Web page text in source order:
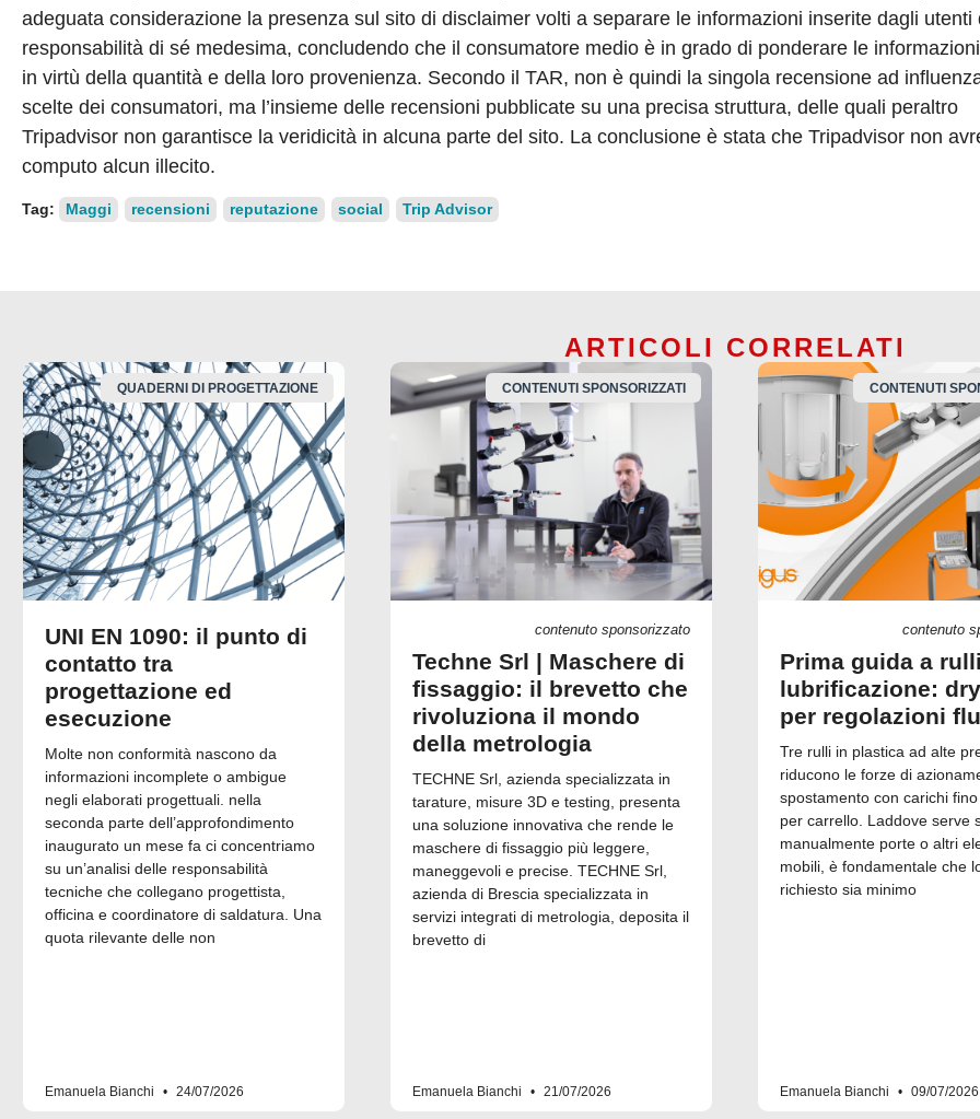
adeguata considerazione la presenza sul sito di disclaimer volti a separare le informazioni inserite dagli utenti
responsabilità di sé medesima, concludendo che il consumatore medio è in grado di ponderare le
in virtù della quantità e della loro provenienza. Secondo il TAR, non è quindi la singola recensione ad
scelte dei consumatori, ma l’insieme delle recensioni pubblicate su una precisa struttura, delle quali peraltro
Tripadvisor non garantisce la veridicità in alcuna parte del sito. La conclusione è stata che Tripadvisor non
computo alcun illecito.
Tag: Maggi recensioni reputazione social Trip Advisor
ARTICOLI CORRELATI
QUADERNI DI PROGETTAZIONE
UNI EN 1090: il punto di
contatto tra
progettazione ed
esecuzione
Molte non conformità nascono da
informazioni incomplete o ambigue
negli elaborati progettuali. nella
seconda parte dell’approfondimento
inaugurato un mese fa ci concentriamo
su un’analisi delle responsabilità
tecniche che collegano progettista,
officina e coordinatore di saldatura. Una
quota rilevante delle non
Emanuela Bianchi 24/07/2026
CONTENUTI SPONSORIZZATI
contenuto sponsorizzato
Techne Srl | Maschere di
fissaggio: il brevetto che
rivoluziona il mondo
della metrologia
TECHNE Srl, azienda specializzata in
tarature, misure 3D e testing, presenta
una soluzione innovativa che rende le
maschere di fissaggio più leggere,
maneggevoli e precise. TECHNE Srl,
azienda di Brescia specializzata in
servizi integrati di metrologia, deposita il
brevetto di
Emanuela Bianchi 21/07/2026
CONTENUTI
contenuto
Prima guida a
lubrificazione:
per regolazioni
Tre rulli in plastica ad alte
riducono le forze di
spostamento con carichi
per carrello. Laddove serve
manualmente porte o altri
mobili, è fondamentale che
richiesto sia minimo
Emanuela Bianchi 09/07/2026